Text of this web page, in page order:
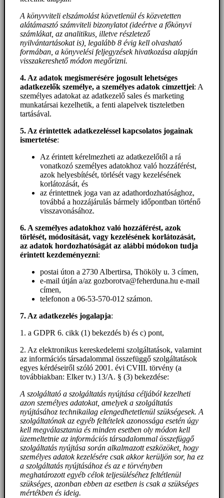
A könyvviteli elszámolást közvetlenül és közvetetten
alátámasztó számviteli bizonylatot (ideértve a főkönyvi
számlákat, az analitikus, illetve részletező
nyilvántartásokat is), legalább 8 évig kell olvasható
formában, a könyvelési feljegyzések hivatkozása alapján
visszakereshető módon megőrizni.
4. Az adatok megismerésére jogosult lehetséges
adatkezelők személye, a személyes adatok címzettjei: A
személyes adatokat az adatkezelő sales és marketing
munkatársai kezelhetik, a fenti alapelvek tiszteletben
tartásával.
5. Az érintettek adatkezeléssel kapcsolatos jogainak
ismertetése:
Az érintett kérelmezheti az adatkezelőtől a rá
vonatkozó személyes adatokhoz való hozzáférést,
azok helyesbítését, törlését vagy kezelésének
korlátozását, és
az érintettnek joga van az adathordozhatósághoz,
továbbá a hozzájárulás bármely időpontban történő
visszavonásához.
6. A személyes adatokhoz való hozzáférést, azok
törlését, módosítását, vagy kezelésének korlátozását,
az adatok hordozhatóságát az alábbi módokon tudja
érintett kezdeményezni:
postai úton a 2730 Albertirsa, Thököly u. 3 címen,
e-mail útján a/az gozborotva@feherduna.hu e-mail
címen,
telefonon a 06-53-570-012 számon.
7. Az adatkezelés jogalapja:
1. a GDPR 6. cikk (1) bekezdés b) és c) pont,
2. Az elektronikus kereskedelemi szolgáltatások, valamint
az információs társadalommal összefüggő szolgáltatások
egyes kérdéseiről szóló 2001. évi CVIII. törvény (a
továbbiakban: Elker tv.) 13/A. § (3) bekezdése:
A szolgáltató a szolgáltatás nyújtása céljából kezelheti
azon személyes adatokat, amelyek a szolgáltatás
nyújtásához technikailag elengedhetetlenül szükségesek. A
szolgáltatónak az egyéb feltételek azonossága esetén úgy
kell megválasztania és minden esetben oly módon kell
üzemeltetnie az információs társadalommal összefüggő
szolgáltatás nyújtása során alkalmazott eszközöket, hogy
személyes adatok kezelésére csak akkor kerüljön sor, ha ez
a szolgáltatás nyújtásához és az e törvényben
meghatározott egyéb célok teljesüléséhez feltétlenül
szükséges, azonban ebben az esetben is csak a szükséges
mértékben és ideig.